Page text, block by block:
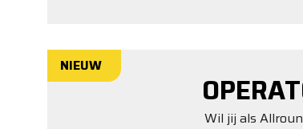
NIEUW
Wil jij als